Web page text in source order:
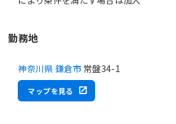
勤務地
神奈川県 鎌倉市 常盤34-1
マップを見る